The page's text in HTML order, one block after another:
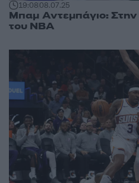
19:0808.07.25
Μπαμ Αντεμπάγιο:
του NBA